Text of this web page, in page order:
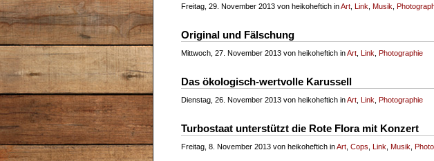
Freitag, 29. November 2013 von heikoheftich inArt Link Musik
Original und Fälschung
Mittwoch, 27. November 2013 von heikoheftich inArt Link Photographie
Das ökologisch-wertvolle Karussell
Dienstag, 26. November 2013 von heikoheftich inArt Link Photographie
Turbostaat unterstützt die Rote Flora mit Konzert
Freitag, 8. November 2013 von heikoheftich inArt Cops Link Musik